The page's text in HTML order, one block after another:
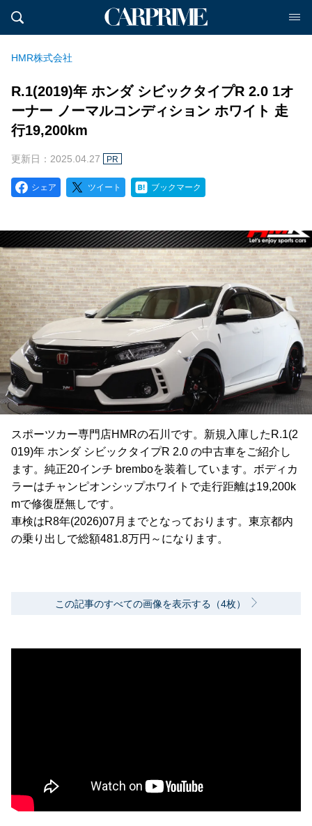
HMR株式会社
R.1(2019)年 ホンダ シビックタイプR 2.0 1オ
ーナー ノーマルコンディション ホワイト 走
行19,200km
更新日：2025.04.27 PR
シェア ツイート ブックマーク
スポーツカー専門店HMRの石川です。新規入庫したR.1(2
019)年 ホンダ シビックタイプR 2.0 の中古車をご紹介し
ます。純正20インチ bremboを装着しています。ボディカ
ラーはチャンピオンシップホワイトで走行距離は19,200k
mで修復歴無しです。
車検はR8年(2026)07月までとなっております。東京都内
の乗り出しで総額481.8万円～になります。
この記事のすべての画像を表示する（4枚）